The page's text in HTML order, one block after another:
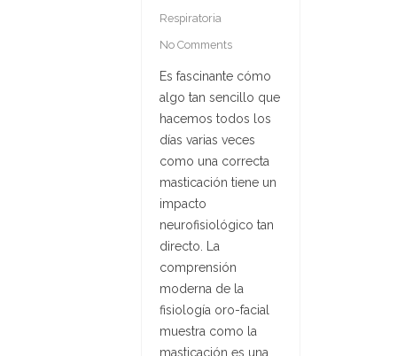
Respiratoria
No Comments
Es fascinante cómo
algo tan sencillo que
hacemos todos los
días varias veces
como una correcta
masticación tiene un
impacto
neurofisiológico tan
directo. La
comprensión
moderna de la
fisiología oro-facial
muestra como la
masticación es una